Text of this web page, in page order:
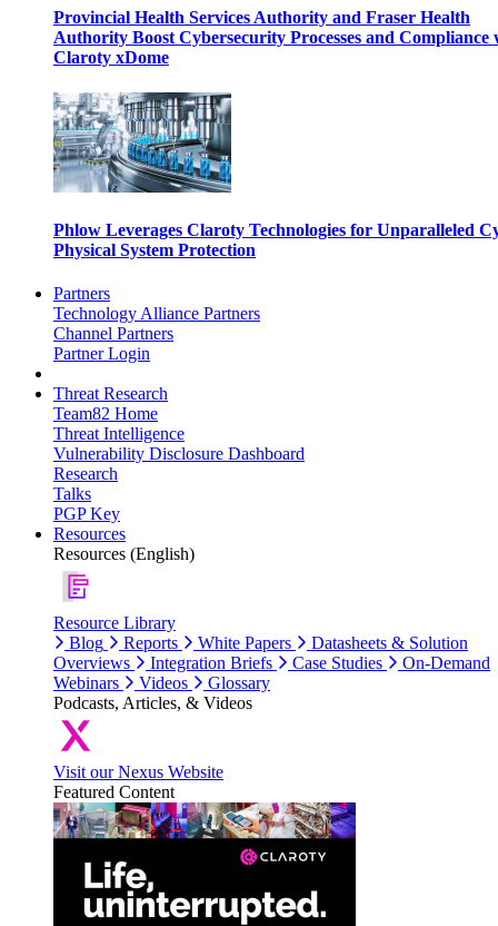
Provincial Health Services Authority and Fraser Health
Authority Boost Cybersecurity Processes and Compliance
Claroty xDome
Phlow Leverages Claroty Technologies for Unparalleled
Physical System Protection
Partners
Technology Alliance Partners
Channel Partners
Partner Login
Threat Research
Team82 Home
Threat Intelligence
Vulnerability Disclosure Dashboard
Research
Talks
PGP Key
Resources
Resources (English)
Resource Library
Blog
Reports White Papers
Datasheets & Solution
Overviews
Integration Briefs Case Studies
On-Demand
Webinars
Videos
Glossary
Podcasts, Articles, & Videos
Visit our Nexus Website
Featured Content